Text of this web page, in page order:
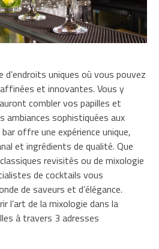
d’endroits uniques où vous pouvez
et innovantes. Vous y
combler vos papilles et
ambiances sophistiquées aux
offre une expérience unique,
et ingrédients de qualité. Que
revisités ou de mixologie
de cocktails vous
de saveurs et d’élégance.
l’art de la mixologie dans la
à travers 3 adresses